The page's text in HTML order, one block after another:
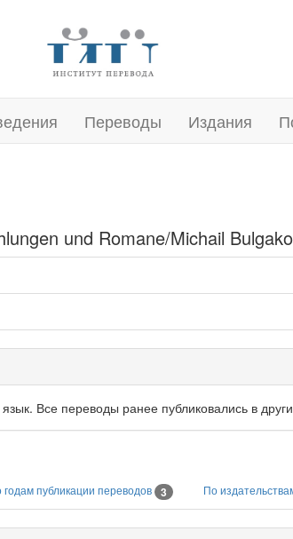
Переводы Издания
und Romane/Michail
Все переводы ранее публиковались в
годам публикации переводов 3 По